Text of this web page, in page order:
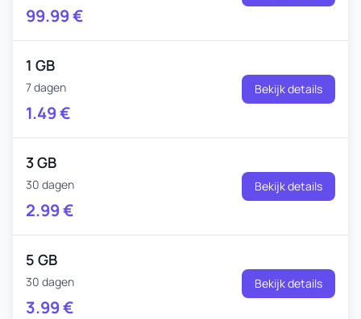
99.99€
1 GB
7 dagen
1.49€
Bekijk details
3 GB
30 dagen
2.99€
Bekijk details
5 GB
30 dagen
3.99€
Bekijk details